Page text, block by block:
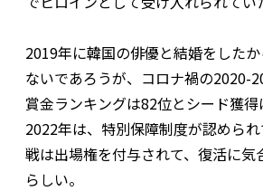
2019年に韓国の俳優と結婚をした
ないであろうが、コロナ禍の2020-
賞金ランキングは82位とシード獲得
2022年は、特別保障制度が認めら
戦は出場権を付与されて、復活に気
らしい。